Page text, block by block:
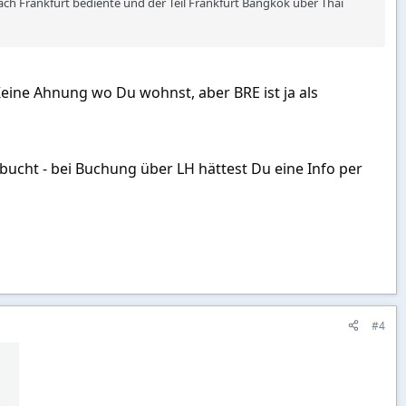
Ahnung wo Du wohnst, aber BRE ist ja als
- bei Buchung über LH hättest Du eine Info per
#4